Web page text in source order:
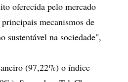
oferecida pelo mercado
mecanismos de
sustentável na sociedade",
(97,22%) o índice